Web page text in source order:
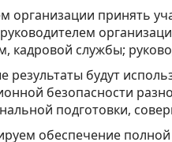
организации принять
кадровой службы;
результаты будут
безопасности
подготовки,
обеспечение